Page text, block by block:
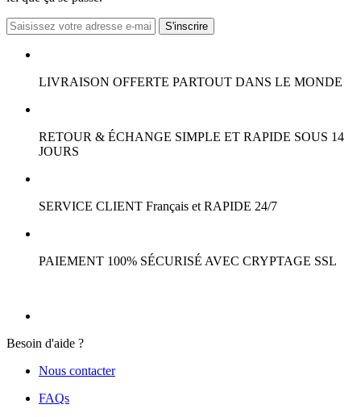
LIVRAISON OFFERTE PARTOUT DANS LE MONDE
RETOUR & ÉCHANGE SIMPLE ET RAPIDE SOUS 14
JOURS
SERVICE CLIENT Français et RAPIDE 24/7
PAIEMENT 100% SÉCURISÉ AVEC CRYPTAGE SSL
Besoin d'aide ?
Nous contacter
FAQs